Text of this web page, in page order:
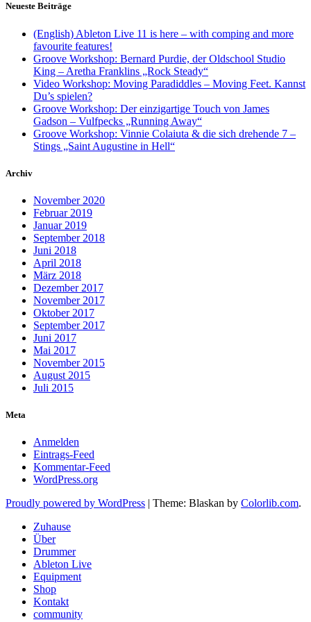
Neueste Beiträge
(English) Ableton Live 11 is here – with comping and more
favourite features!
Groove Workshop: Bernard Purdie, der Oldschool Studio
King – Aretha Franklins „Rock Steady“
Video Workshop: Moving Paradiddles – Moving Feet. Kannst
Du’s spielen?
Groove Workshop: Der einzigartige Touch von James
Gadson – Vulfpecks „Running Away“
Groove Workshop: Vinnie Colaiuta & die sich drehende 7 –
Stings „Saint Augustine in Hell“
Archiv
November 2020
Februar 2019
Januar 2019
September 2018
Juni 2018
April 2018
März 2018
Dezember 2017
November 2017
Oktober 2017
September 2017
Juni 2017
Mai 2017
November 2015
August 2015
Juli 2015
Meta
Anmelden
Eintrags-Feed
Kommentar-Feed
WordPress.org
Proudly powered by WordPress | Theme: Blaskan by Colorlib.com.
Zuhause
Über
Drummer
Ableton Live
Equipment
Shop
Kontakt
community